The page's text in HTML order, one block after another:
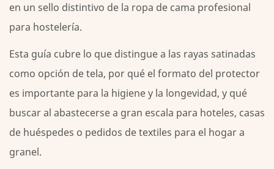
El
caso
de
Satin
Stripe:
tela
que
funciona
tan
en un sello distintivo de la ropa de cama profesional
para hostelería.
Esta guía cubre lo que distingue a las rayas satinadas
como opción de tela, por qué el formato del protector
es importante para la higiene y la longevidad, y qué
buscar al abastecerse a gran escala para hoteles, casas
de huéspedes o pedidos de textiles para el hogar a
granel.